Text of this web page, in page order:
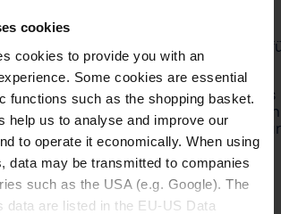
cookies
cookies to provide you with an
Some cookies are essential
functions such as the shopping basket.
help us to analyse and improve our
to operate it economically. When using
data may be transmitted to companies
such as the USA (e.g. Google). The
data are listed in the EU-US Data
ansehen:
Erfahren Sie Schritt
fachgerecht installieren.
herunterladen:Laden Sie das
für das und die herunter. Alle
sind hier kompakt